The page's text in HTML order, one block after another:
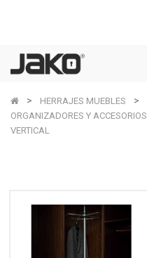
HERRAJES MUEBLES
ORGANIZADORES Y ACCESORIOS
VERTICAL